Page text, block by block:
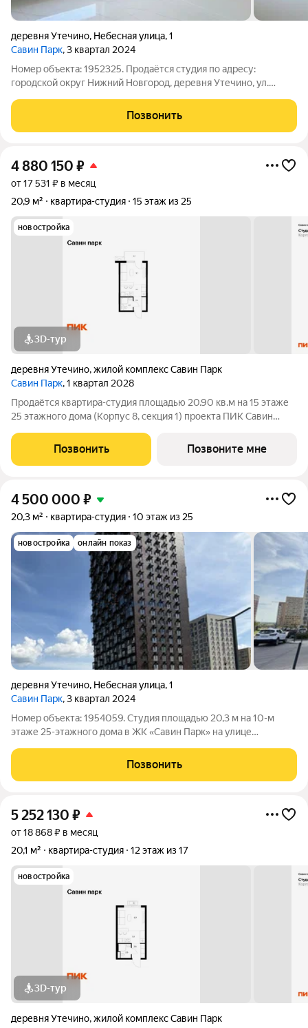
деревня Утечино, Небесная улица,1
Савин Парк, 3 квартал 2024
Номер объекта: 1952325. Продаётся студия по адресу:
городской округ Нижний Новгород, деревня Утечино, ул.
семнадцатом этаже современного монолитного
двадцатипятиэтажного дома. Состоит из
Позвонить
4 880 150 ₽
от 17 531 ₽ в месяц
20,9 м²
квартира-студия 15 этаж из 25
новостройка
3D-тур
деревня Утечино,жилой комплекс Савин Парк
Савин Парк, 1 квартал 2028
Продаётся квартира-студия площадью 20.90 кв.м на 15 этаже
25 этажного дома (Корпус 8, секция 1) проекта ПИК Савин
функциональная планировка, большие окна, с отделкой. Жилой
квартал «Савин парк»
Позвонить Позвоните мне
4 500 000 ₽
20,3 м² квартира-студия 10 этаж из 25
новостройка онлайн показ
деревня Утечино, Небесная улица,1
Савин Парк, 3 квартал 2024
Номер объекта: 1954059. Студия площадью 20,3 м на 10-м
этаже 25-этажного дома в ЖK «Савин Парк» на улице
будущее. Студия в состоянии White Box это ваш чистый холст
для создания интерьера
Позвонить
5 252 130 ₽
от 18 868 ₽ в месяц
20,1 м²
квартира-студия 12 этаж из 17
новостройка
3D-тур
деревня Утечино,жилой комплекс Савин Парк